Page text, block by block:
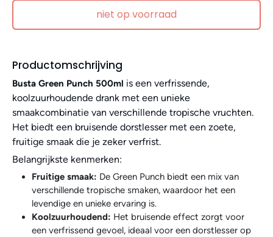
niet op voorraad
Productomschrijving
Busta Green Punch 500ml is een verfrissende,
koolzuurhoudende drank met een unieke
smaakcombinatie van verschillende tropische vruchten.
Het biedt een bruisende dorstlesser met een zoete,
fruitige smaak die je zeker verfrist.
Belangrijkste kenmerken:
Fruitige smaak: De Green Punch biedt een mix van
verschillende tropische smaken, waardoor het een
levendige en unieke ervaring is.
Koolzuurhoudend: Het bruisende effect zorgt voor
een verfrissend gevoel, ideaal voor een dorstlesser op